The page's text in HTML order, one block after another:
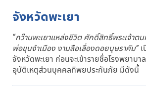
จังหวัดพะเยา
“กว๊านพะเยาแหล่งชีวิต ศักดิ์สิทธิ์พระเจ้าต
พ่อขุนงำเมือง งามลือเลื่องดอยบุษราคัม”
จังหวัดพะเยา ก่อนจะเข้ารายชื่อโรงพยา
อุบัติเหตุส่วนบุคคลทิพยประกันภัย มีดังนี้